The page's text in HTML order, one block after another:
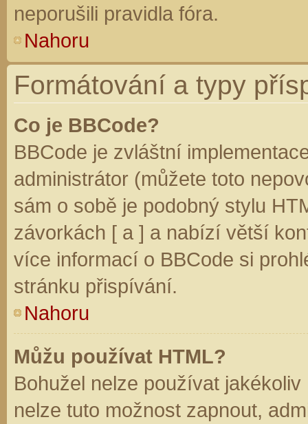
neporušili pravidla fóra.
Nahoru
Formátování a typy
Co je BBCode?
BBCode je zvláštní
administrátor (můžete toto
sám o sobě je podobný stylu
závorkách [ a ] a nabízí větší
více informací o BBCode si
stránku přispívání.
Nahoru
Můžu používat HTML?
Bohužel nelze používat
nelze tuto možnost zapnout,